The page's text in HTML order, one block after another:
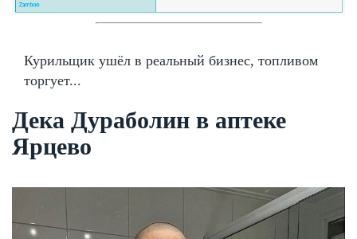
Курильщик ушёл в реальный бизнес, топливом
торгует...
Дека Дураболин в аптеке
Ярцево